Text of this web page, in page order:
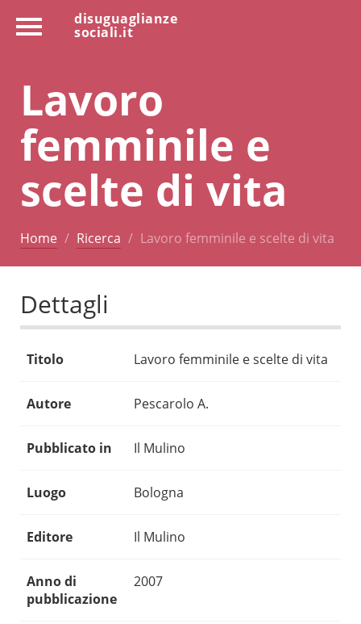
disuguaglianze
sociali.it
Lavoro
femminile e
scelte di vita
Home Ricerca Lavoro femminile e scelte di vita
Dettagli
Titolo Lavoro femminile e scelte di vita
Autore Pescarolo A.
Pubblicato in Il Mulino
Luogo Bologna
Editore Il Mulino
Anno di
pubblicazione
2007